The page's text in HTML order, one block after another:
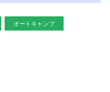
オートキャンプ